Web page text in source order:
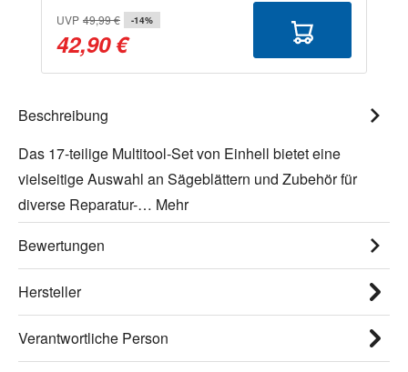
UVP 49,99 € -14%
42,90 €
Beschreibung
Das 17-teilige Multitool-Set von Einhell bietet eine
vielseitige Auswahl an Sägeblättern und Zubehör für
diverse Reparatur-… Mehr
Bewertungen
Hersteller
Verantwortliche Person